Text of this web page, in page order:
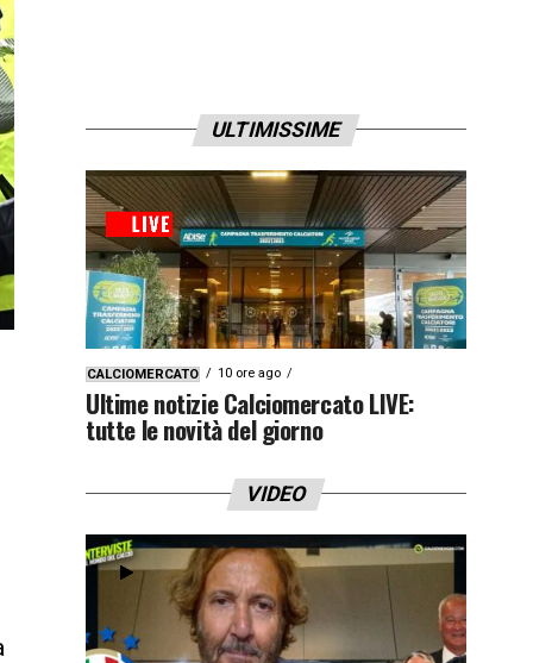
ULTIMISSIME
CALCIOMERCATO 10 ore ago
Ultime notizie Calciomercato LIVE:
tutte le novità del giorno
VIDEO